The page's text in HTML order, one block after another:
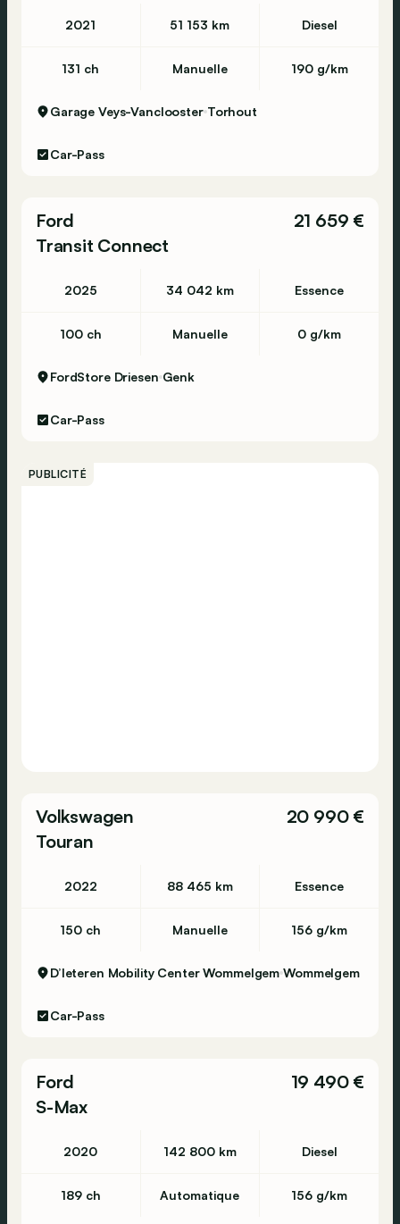
2021 51 153 km Diesel
131 ch Manuelle 190 g/km
Garage Veys-Vanclooster Torhout
Car-Pass
Ford
Transit Connect
21 659 €
2025 34 042 km Essence
100 ch Manuelle 0 g/km
FordStore Driesen Genk
Car-Pass
PUBLICITÉ
Volkswagen
Touran
20 990 €
2022 88 465 km Essence
150 ch Manuelle 156 g/km
D’Ieteren Mobility Center Wommelgem Wommelgem
Car-Pass
Ford
S-Max
19 490 €
2020 142 800 km Diesel
189 ch Automatique 156 g/km